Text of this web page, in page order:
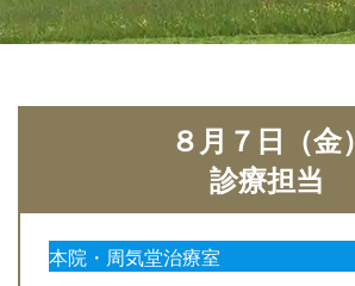
８月７日（金）
診療担当
本院・周気堂治療室